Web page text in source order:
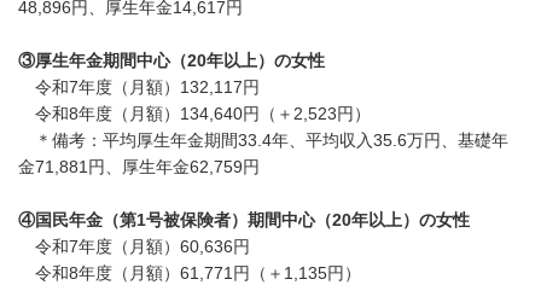
48,896円、厚生年金14,617円
③厚生年金期間中心（20年以上）の女性
令和7年度（月額） 132,117円
令和8年度（月額）134,640円（＋2,523円）
＊ 備考：平均厚生年金期間33.4年、平均収入35.6万円、基礎年
金71,881円、厚生年金62,759円
④国民年金（第1号被保険者）期間中心（20年以上）の女性
令和7年度（月額）60,636円
令和8年度（月額）61,771円（＋1,135円）